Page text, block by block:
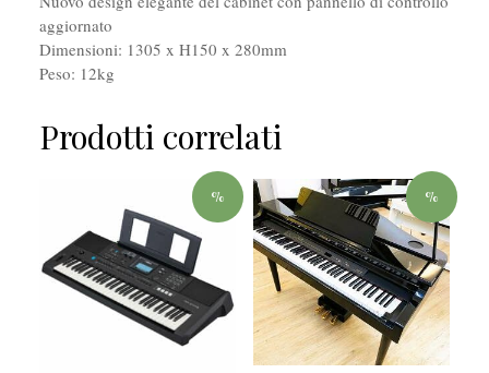
aggiornato
Dimensioni: 1305 x H150 x 280mm
Peso: 12kg
Prodotti correlati
% %